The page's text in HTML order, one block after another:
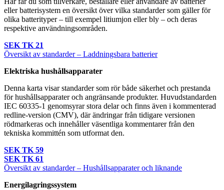
eller batterisystem en översikt över vilka standarder som gäller för
olika batterityper – till exempel litiumjon eller bly – och deras
respektive användningsområden.
SEK TK 21
Översikt av standarder – Laddningsbara batterier
Elektriska hushållsapparater
Denna karta visar standarder som rör både säkerhet och prestanda
för hushållsapparater och angränsande produkter. Huvudstandarden
IEC 60335-1 genomsyrar stora delar och finns även i kommenterad
redline-version (CMV), där ändringar från tidigare versionen
rödmarkeras och innehåller väsentliga kommentarer från den
tekniska kommittén som utformat den.
SEK TK 59
SEK TK 61
Översikt av standarder – Hushållsapparater och liknande
Energilagringssystem